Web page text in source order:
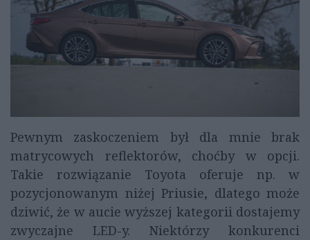
Pewnym zaskoczeniem był dla mnie brak
matrycowych reflektorów, choćby w opcji.
Takie rozwiązanie Toyota oferuje np. w
pozycjonowanym niżej Priusie, dlatego może
dziwić, że w aucie wyższej kategorii dostajemy
zwyczajne LED-y. Niektórzy konkurenci